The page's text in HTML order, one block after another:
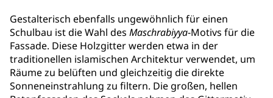
Gestalterisch ebenfalls ungewöhnlich für einen
Schulbau ist die Wahl des Maschrabiyya-Motivs für die
Fassade. Diese Holzgitter werden etwa in der
traditionellen islamischen Architektur verwendet, um
Räume zu belüften und gleichzeitig die direkte
Sonneneinstrahlung zu filtern. Die großen, hellen